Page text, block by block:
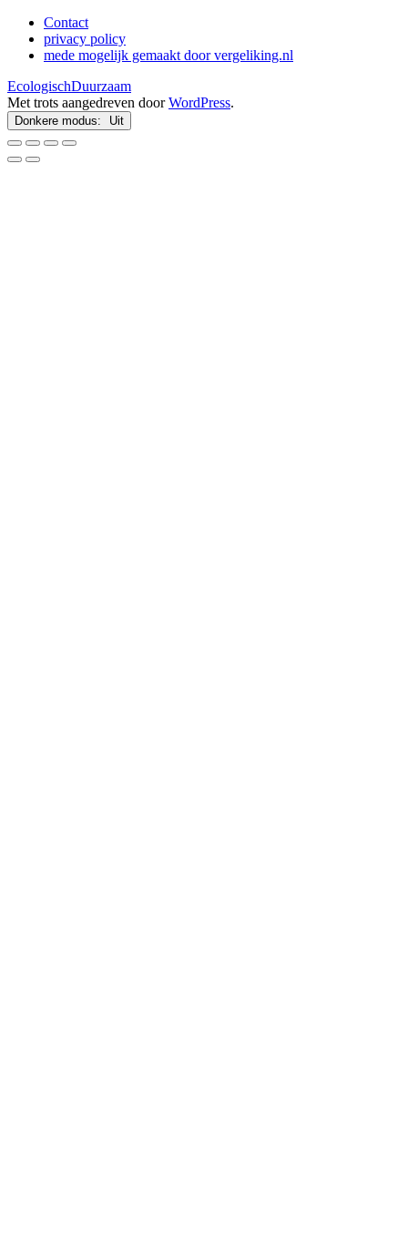
Contact
privacy policy
mede mogelijk gemaakt door vergeliking.nl
EcologischDuurzaam
Met trots aangedreven doorWordPress.
Donkere modus: